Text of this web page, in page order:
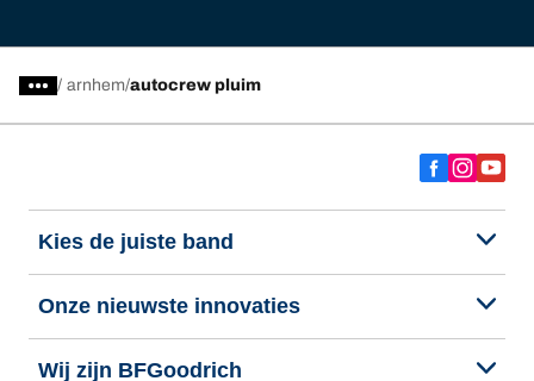
/ arnhem autocrew pluim
Kies de juiste band
Onze nieuwste innovaties
Wij zijn BFGoodrich